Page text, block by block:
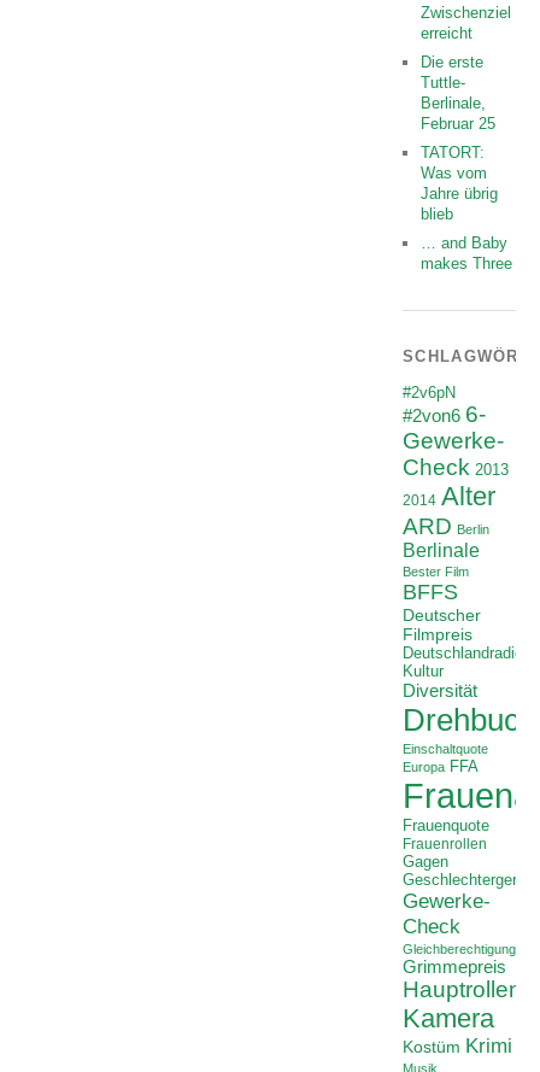
Zwischenziel
erreicht
Die erste
Tuttle-
Berlinale,
Februar 25
TATORT:
Was vom
Jahre übrig
blieb
… and Baby
makes Three
#2v6pN
#2von6 6-
Gewerke-
Check 2013
2014 Alter
ARD Berlin
Berlinale
Bester Film
BFFS
Deutscher
Filmpreis
Deutschlandradio
Kultur
Diversität
Drehbuch
Einschaltquote
Europa FFA
Frauenquote
Frauenrollen
Gagen
Gewerke-
Check
Gleichberechtigung
Grimmepreis
Hauptrollen
Kamera
Kostüm Krimi
Musik